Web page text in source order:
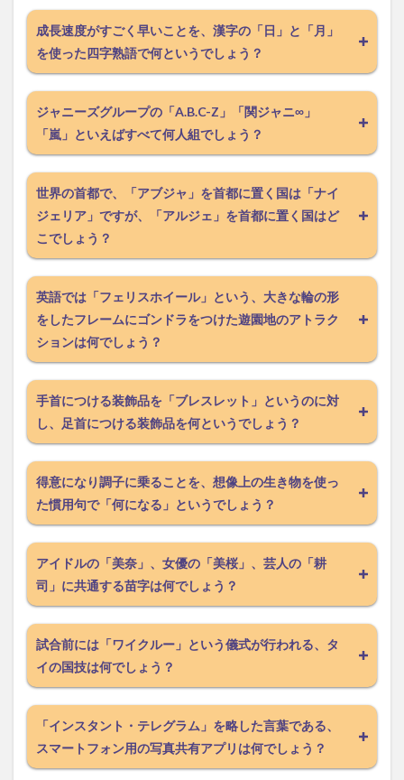
成長速度がすごく早いことを、漢字の「日」と「月」
を使った四字熟語で何というでしょう？
ジャニーズグループの「A.B.C-Z」「関ジャニ∞」
「嵐」といえばすべて何人組でしょう？
世界の首都で、「アブジャ」を首都に置く国は「ナイ
ジェリア」ですが、「アルジェ」を首都に置く国はど
こでしょう？
英語では「フェリスホイール」という、大きな輪の形
をしたフレームにゴンドラをつけた遊園地のアトラク
ションは何でしょう？
手首につける装飾品を「ブレスレット」というのに対
し、足首につける装飾品を何というでしょう？
得意になり調子に乗ることを、想像上の生き物を使っ
た慣用句で「何になる」というでしょう？
アイドルの「美奈」、女優の「美桜」、芸人の「耕
司」に共通する苗字は何でしょう？
試合前には「ワイクルー」という儀式が行われる、タ
イの国技は何でしょう？
「インスタント・テレグラム」を略した言葉である、
スマートフォン用の写真共有アプリは何でしょう？